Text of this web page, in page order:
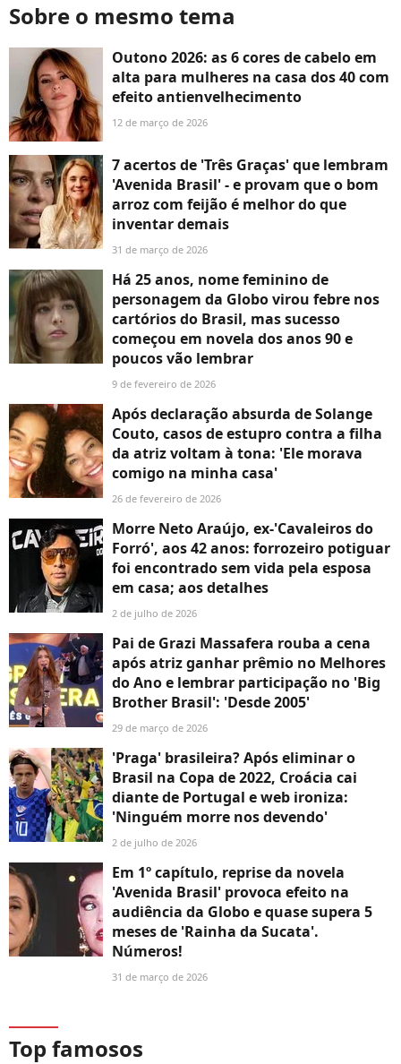
Sobre o mesmo tema
Outono 2026: as 6 cores de cabelo em
alta para mulheres na casa dos 40 com
efeito antienvelhecimento
12 de março de 2026
7 acertos de 'Três Graças' que lembram
'Avenida Brasil' - e provam que o bom
arroz com feijão é melhor do que
inventar demais
31 de março de 2026
Há 25 anos, nome feminino de
personagem da Globo virou febre nos
cartórios do Brasil, mas sucesso
começou em novela dos anos 90 e
poucos vão lembrar
9 de fevereiro de 2026
Após declaração absurda de Solange
Couto, casos de estupro contra a filha
da atriz voltam à tona: 'Ele morava
comigo na minha casa'
26 de fevereiro de 2026
Morre Neto Araújo, ex-'Cavaleiros do
Forró', aos 42 anos: forrozeiro potiguar
foi encontrado sem vida pela esposa
em casa; aos detalhes
2 de julho de 2026
Pai de Grazi Massafera rouba a cena
após atriz ganhar prêmio no Melhores
do Ano e lembrar participação no 'Big
Brother Brasil': 'Desde 2005'
29 de março de 2026
'Praga' brasileira? Após eliminar o
Brasil na Copa de 2022, Croácia cai
diante de Portugal e web ironiza:
'Ninguém morre nos devendo'
2 de julho de 2026
Em 1º capítulo, reprise da novela
'Avenida Brasil' provoca efeito na
audiência da Globo e quase supera 5
meses de 'Rainha da Sucata'.
Números!
31 de março de 2026
Top famosos